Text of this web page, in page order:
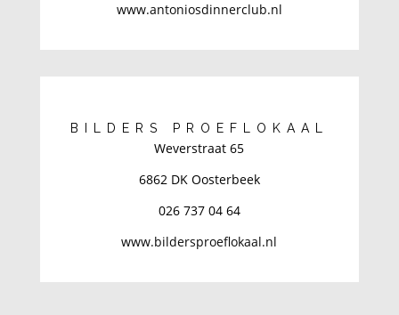
www.antoniosdinnerclub.nl
BILDERS PROEFLOKAAL
Weverstraat 65
6862 DK Oosterbeek
026 737 04 64
www.bildersproeflokaal.nl